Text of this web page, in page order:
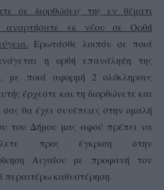
σε διορθώσεις της εν θέματι
αναρτήσατε εκ νέου σε Ορθή
Ερωτάσθε λοιπόν σε ποιά
η ορθή επανάληψη της
με ποιά αφορμή 2 ολόκληρους
έρχεστε και τη διορθώνετε και
θα έχει συνέπειες στην ομαλή
του Δήμου μας αφού πρέπει να
προς έγκριση στην
Αιγαίου με προφανή τον
περαιτέρω καθυστέρηση.